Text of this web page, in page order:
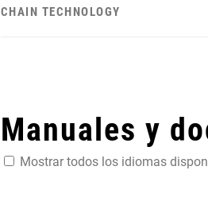
CHAIN TECHNOLOGY
Manuales y
Mostrar todos los idiomas